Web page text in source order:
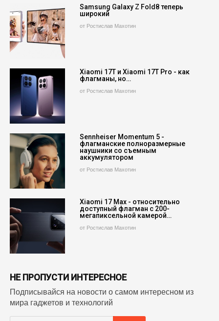
Samsung Galaxy Z Fold8 теперь
широкий
от Ростислав Махотин
Xiaomi 17T и Xiaomi 17T Pro - как
флагманы, но…
от Ростислав Махотин
Sennheiser Momentum 5 -
флагманские полноразмерные
наушники со съемным
аккумулятором
от Ростислав Махотин
Xiaomi 17 Max - относительно
доступный флагман с 200-
мегапиксельной камерой…
от Ростислав Махотин
НЕ ПРОПУСТИ ИНТЕРЕСНОЕ
Подписывайся на новости о самом интересном из
мира гаджетов и технологий